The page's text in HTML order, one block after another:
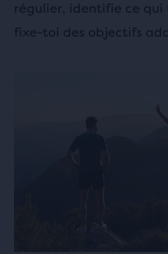
régulier, identifie ce
fixe-toi des objectifs